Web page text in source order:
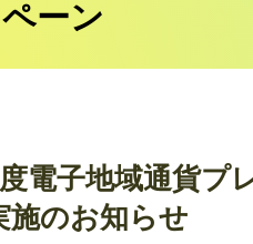
ーン
電子地域通貨プ
施のお知らせ